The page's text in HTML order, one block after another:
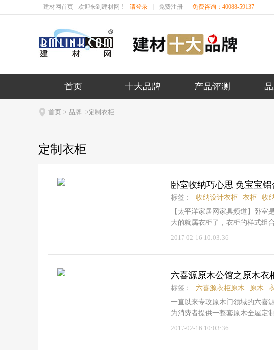
建材网首页 欢迎来到建材网 ! 请登录 免费注册 免费咨询：40088-59137
首页 十大品牌 产品评测
 首页 > 品牌 >定制衣柜
定制衣柜
卧室收纳巧心思 兔宝宝
标签： 收纳设计衣柜 衣柜 收
【太平洋家居网家具频道】卧室
大的就属衣柜了，衣柜的样式组
的价格、可容纳的空间等等，这
评测。兔宝宝的这款铝合金双开
收纳做到省心、放心。太平洋家
供权威专业的家居产品评测资讯
不对称，宣扬环保、节能的消费
改为@)。外观材质体验在材质使
使用寿命。这款衣柜的造型由国
皮质十字格纹，衣柜上的把手设
2017-02-16 10:03:36
六喜源原木公馆之原木衣
标签： 六喜源衣柜原木 原木
一直以来专攻原木门领域的六喜
为消费者提供一整套原木全屋定
整木家装是指多种建材家居用品
一个体验店里，让消费者更直观
2017-02-16 10:03:36